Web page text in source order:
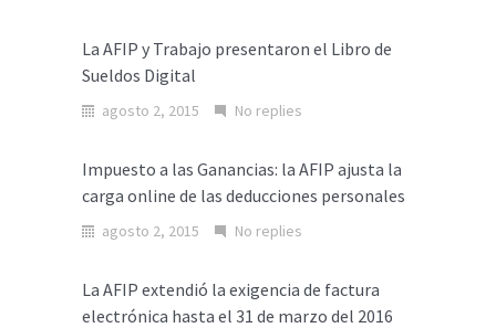
La AFIP y Trabajo presentaron el Libro de
Sueldos Digital
agosto 2, 2015 No replies
Impuesto a las Ganancias: la AFIP ajusta la
carga online de las deducciones personales
agosto 2, 2015 No replies
La AFIP extendió la exigencia de factura
electrónica hasta el 31 de marzo del 2016